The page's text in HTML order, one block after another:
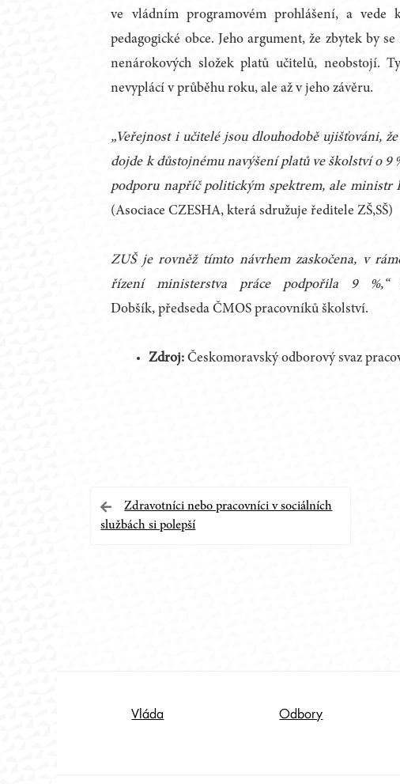
ve vládním programovém prohlášení, a vede
pedagogické obce. Jeho argument, že zbytek by
nenárokových složek platů učitelů, neobstojí.
nevyplácí v průběhu roku, ale až v jeho závěru.
„Veřejnost i učitelé jsou dlouhodobě ujišťováni,
dojde k důstojnému navýšení platů ve školství o 9
podporu napříč politickým spektrem, ale ministr
(Asociace CZESHA, která sdružuje ředitele ZŠ,SŠ)
ZUŠ je rovněž tímto návrhem zaskočena, v
řízení ministerstva práce podpořila 9 %,“
Dobšík, předseda ČMOS pracovníků školství.
Zdroj: Českomoravský odborový svaz
Navigace
Zdravotníci nebo pracovníci v sociálních
službách si polepší
Vláda Odbory